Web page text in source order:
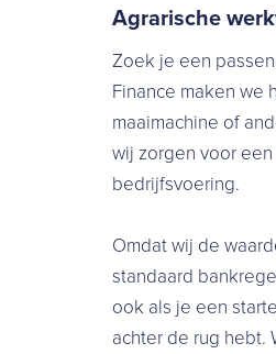
Agrarische
Zoek je een
Finance maken we
maaimachine of
wij zorgen voor
bedrijfsvoering.
Omdat wij de
standaard
ook als je een
achter de rug hebt.